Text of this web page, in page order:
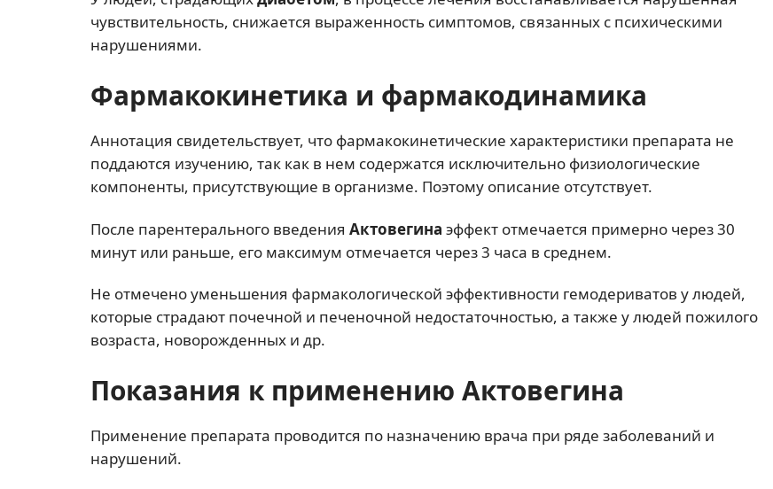
чувствительность, снижается выраженность симптомов, связанных с психическими
нарушениями.
Фармакокинетика и фармакодинамика
Аннотация свидетельствует, что фармакокинетические характеристики препарата не
поддаются изучению, так как в нем содержатся исключительно физиологические
компоненты, присутствующие в организме. Поэтому описание отсутствует.
После парентерального введения Актовегина эффект отмечается примерно через 30
минут или раньше, его максимум отмечается через 3 часа в среднем.
Не отмечено уменьшения фармакологической эффективности гемодериватов у людей,
которые страдают почечной и печеночной недостаточностью, а также у людей пожилого
возраста, новорожденных и др.
Показания к применению Актовегина
Применение препарата проводится по назначению врача при ряде заболеваний и
нарушений.